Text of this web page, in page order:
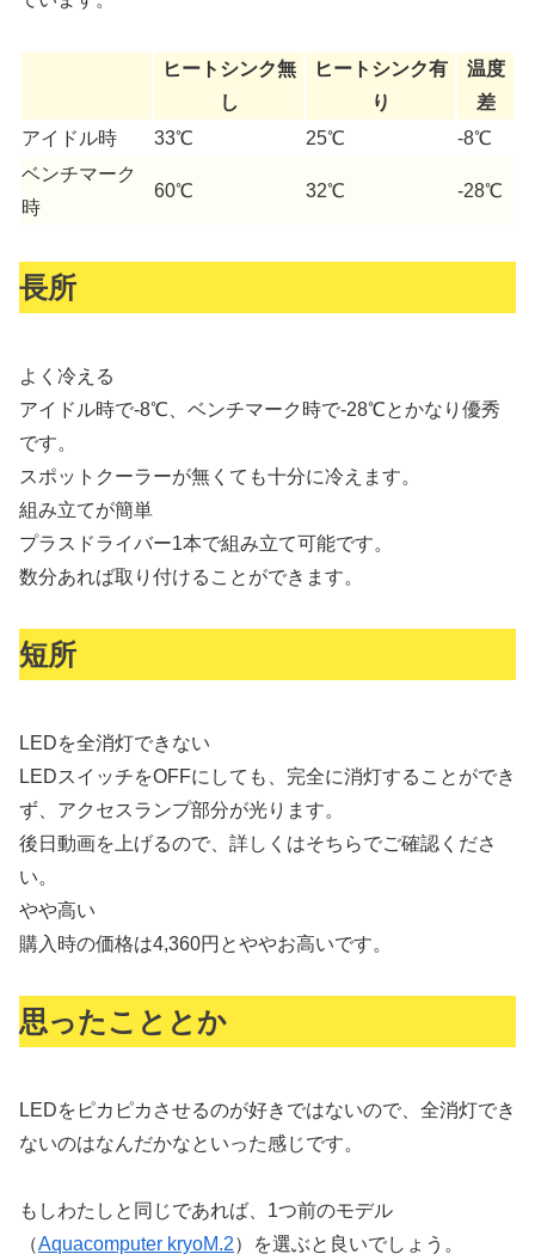
ヒートシンク無
し
ヒートシンク有
り
温度
差
アイドル時
33℃ 25℃
-8℃
ベンチマーク
時
60℃ 32℃ -28℃
長所
よく冷える
アイドル時で-8℃、ベンチマーク時で-28℃とかなり優秀
です。
スポットクーラーが無くても十分に冷えます。
組み立てが簡単
プラスドライバー1本で組み立て可能です。
数分あれば取り付けることができます。
短所
LEDを全消灯できない
LEDスイッチをOFFにしても、完全に消灯することができ
ず、アクセスランプ部分が光ります。
後日動画を上げるので、詳しくはそちらでご確認くださ
い。
やや高い
購入時の価格は4,360円とややお高いです。
思ったこととか
LEDをピカピカさせるのが好きではないので、全消灯でき
ないのはなんだかなといった感じです。
もしわたしと同じであれば、1つ前のモデル
（Aquacomputer kryoM.2）を選ぶと良いでしょう。